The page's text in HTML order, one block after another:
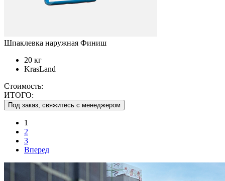
Шпаклевка наружная Финиш
20 кг
KrasLand
Стоимость:
ИТОГО:
Под заказ, свяжитесь с менеджером
1
2
3
Вперед